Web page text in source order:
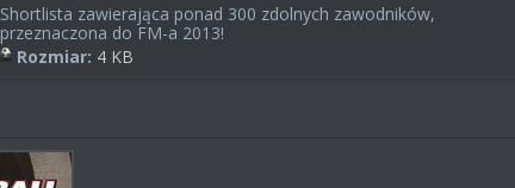
Shortlista zawierająca ponad 300 zdolnych zawodników,
przeznaczona do FM-a 2013!
Rozmiar: 4 KB